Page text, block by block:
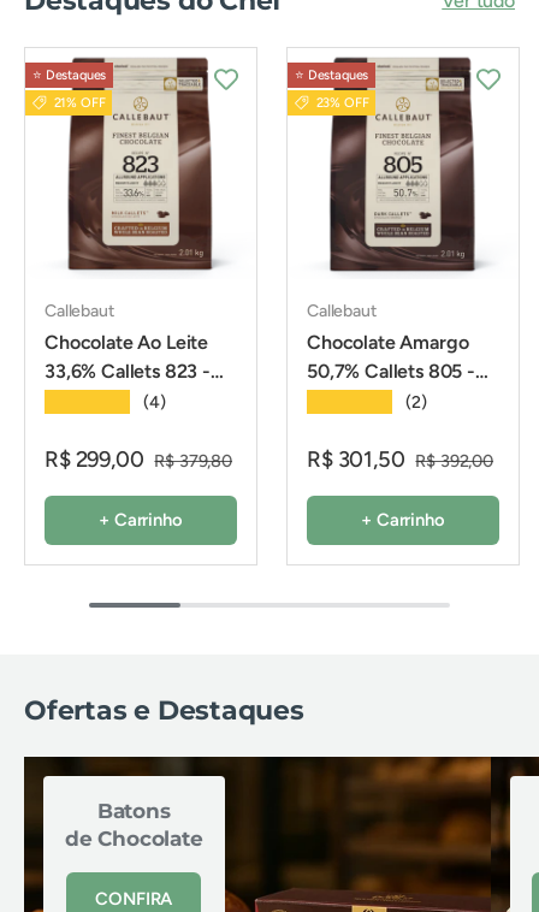
⭐️ Destaques
21% OFF
Callebaut
Chocolate Ao Leite
33,6% Callets 823 -
2,01Kg - Callebaut
(4)
R$ 299,00 R$ 379,80
+ Carrinho
⭐️ Destaques
23% OFF
Callebaut
Chocolate Amargo
50,7% Callets 805 -
2,01Kg - Callebaut
(2)
R$ 301,50 R$ 392,00
+ Carrinho
Ofertas e Destaques
Batons
de Chocolate
CONFIRA